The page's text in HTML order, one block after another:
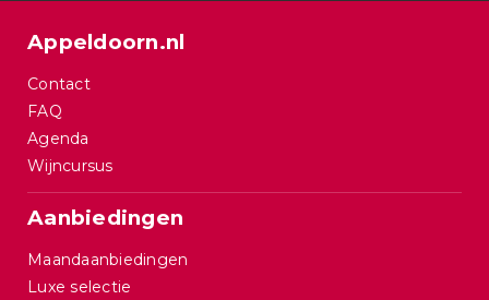
Appeldoorn.nl
Contact
FAQ
Agenda
Wijncursus
Aanbiedingen
Maandaanbiedingen
Luxe selectie